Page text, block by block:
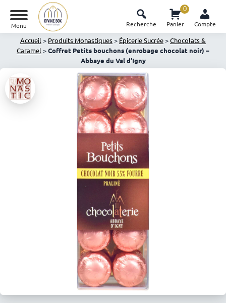
Menu Recherche Panier
0
Compte
Accueil > Produits Monastiques> Épicerie Sucrée>Chocolats &
Caramel >Coffret Petits bouchons (enrobage chocolat noir) –
Abbaye du Val d’Igny